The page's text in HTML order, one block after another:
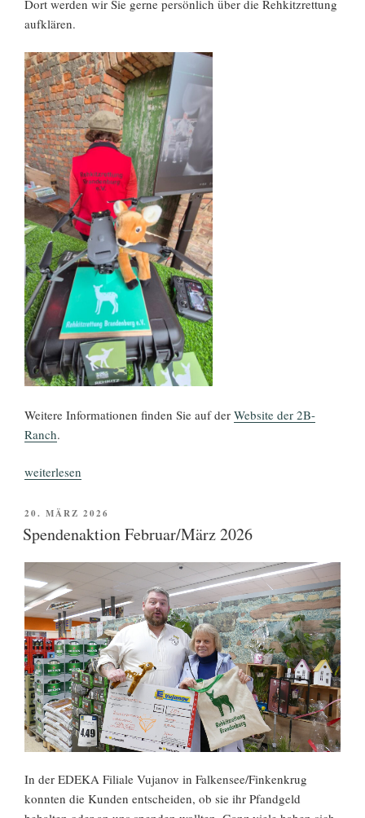
Dort werden wir Sie gerne persönlich über die Rehkitzrettung
aufklären.
Weitere Informationen finden Sie auf der Website der 2B-
Ranch.
„Tag
offenen
Höfe
2B-
Ranch
in
Reesdorf/Beelitz“
weiterlesen
VERÖFFENTLICHT
AM
20. MÄRZ 2026
Spendenaktion Februar/März 2026
In der EDEKA Filiale Vujanov in Falkensee/Finkenkrug
konnten die Kunden entscheiden, ob sie ihr Pfandgeld